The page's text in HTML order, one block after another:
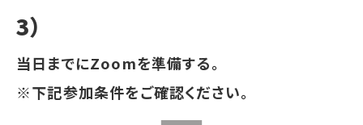
3）
当日までにZoomを準備する。
※下記参加条件をご確認ください。